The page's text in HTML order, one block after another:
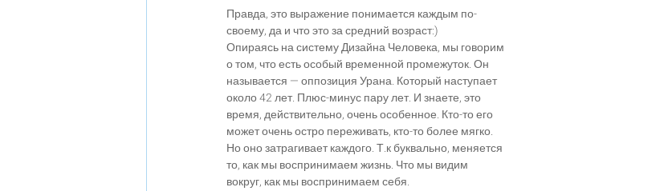
Правда, это выражение понимается каждым по-
своему, да и что это за средний возраст:)
Опираясь на систему Дизайна Человека, мы говорим
о том, что есть особый временной промежуток. Он
называется — оппозиция Урана. Который наступает
около 42 лет. Плюс-минус пару лет. И знаете, это
время, действительно, очень особенное. Кто-то его
может очень остро переживать, кто-то более мягко.
Но оно затрагивает каждого. Т.к буквально, меняется
то, как мы воспринимаем жизнь. Что мы видим
вокруг, как мы воспринимаем себя.